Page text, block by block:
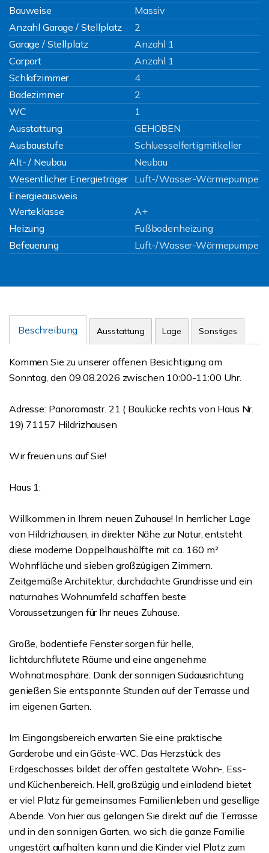
Bauweise
Massiv
Anzahl Garage / Stellplatz
2
Garage / Stellplatz
Anzahl 1
Carport
Anzahl 1
Schlafzimmer
4
Badezimmer
2
WC
1
Ausstattung
GEHOBEN
Ausbaustufe
Schluesselfertigmitkeller
Alt- / Neubau
Neubau
Wesentlicher Energieträger Luft-/Wasser-Wärmepumpe
Energieausweis
Werteklasse
A+
Heizung
Fußbodenheizung
Befeuerung
Luft-/Wasser-Wärmepumpe
Beschreibung Ausstattung Lage Sonstiges
Kommen Sie zu unserer offenen Besichtigung am
Sonntag, den 09.08.2026 zwischen 10:00-11:00 Uhr.
Adresse: Panoramastr. 21 ( Baulücke rechts von Haus Nr.
19) 71157 Hildrizhausen
Wir freuen uns auf Sie!
Haus 1:
Willkommen in Ihrem neuen Zuhause! In herrlicher Lage
von Hildrizhausen, in direkter Nähe zur Natur, entsteht
diese moderne Doppelhaushälfte mit ca. 160 m²
Wohnfläche und sieben großzügigen Zimmern.
Zeitgemäße Architektur, durchdachte Grundrisse und ein
naturnahes Wohnumfeld schaffen beste
Voraussetzungen für Ihr neues Zuhause.
Große, bodentiefe Fenster sorgen für helle,
lichtdurchflutete Räume und eine angenehme
Wohnatmosphäre. Dank der sonnigen Südausrichtung
genießen Sie entspannte Stunden auf der Terrasse und
im eigenen Garten.
Im Eingangsbereich erwarten Sie eine praktische
Garderobe und ein Gäste-WC. Das Herzstück des
Erdgeschosses bildet der offen gestaltete Wohn-, Ess-
und Küchenbereich. Hell, großzügig und einladend bietet
er viel Platz für gemeinsames Familienleben und gesellige
Abende. Von hier aus gelangen Sie direkt auf die Terrasse
und in den sonnigen Garten, wo sich die ganze Familie
ungestört aufhalten kann und die Kinder viel Platz zum